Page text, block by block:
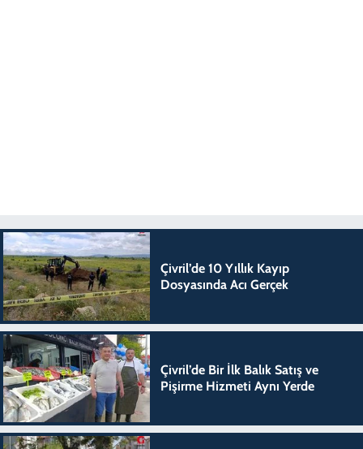
Çivril’de 10 Yıllık Kayıp
Dosyasında Acı Gerçek
Çivril’de Bir İlk Balık Satış ve
Pişirme Hizmeti Aynı Yerde